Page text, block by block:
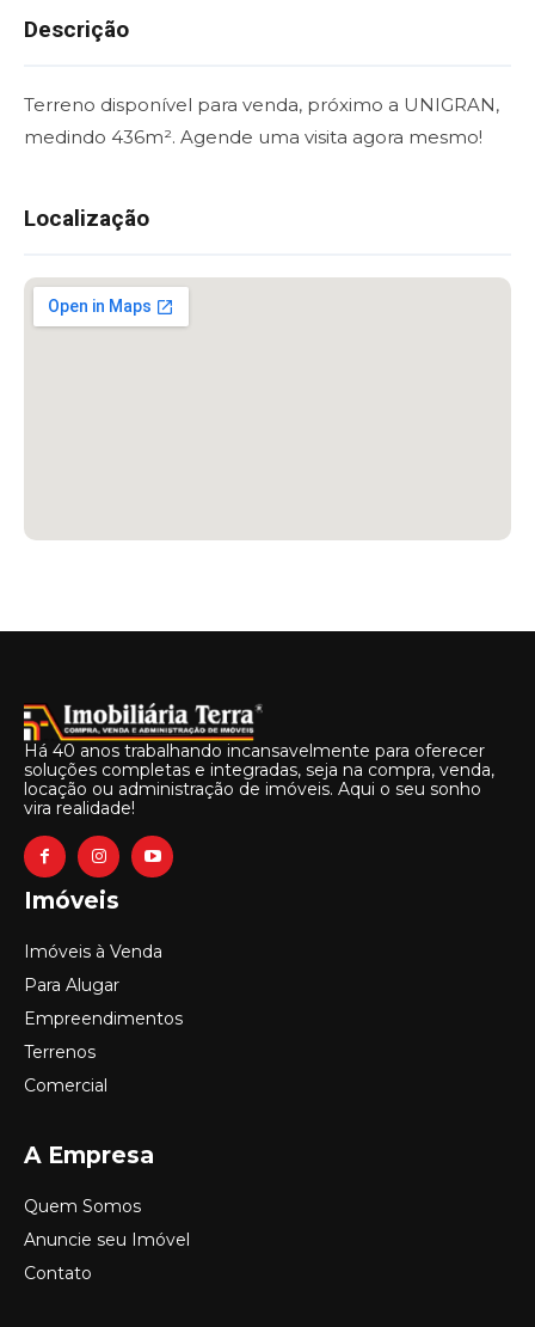
Descrição
Terreno disponível para venda, próximo a UNIGRAN,
medindo 436m². Agende uma visita agora mesmo!
Localização
Há 40 anos trabalhando incansavelmente para oferecer
soluções completas e integradas, seja na compra, venda,
locação ou administração de imóveis. Aqui o seu sonho
vira realidade!
Imóveis
Imóveis à Venda
Para Alugar
Empreendimentos
Terrenos
Comercial
A Empresa
Quem Somos
Anuncie seu Imóvel
Contato